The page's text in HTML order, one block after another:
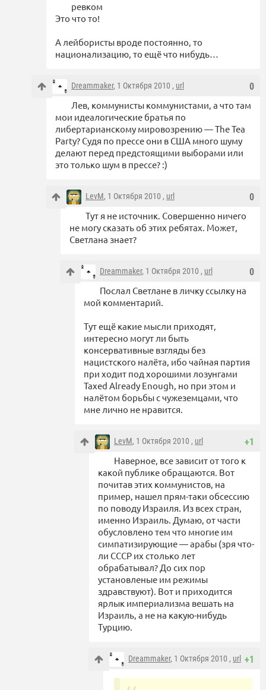
ревком
Это что то!
А лейбористы вроде постоянно, то
национализацию, то ещё что нибудь…
0
Dreammaker, 1 Октября 2010 , url
Лев, коммунисты коммунистами, а что там
мои идеалогические братья по
либертарианскому мировозрению — The Tea
Party? Судя по прессе они в США много шуму
делают перед предстоящими выборами или
это только шум в прессе? :)
0
LevM, 1 Октября 2010 , url
Тут я не источник. Совершенно ничего
не могу сказать об этих ребятах. Может,
Светлана знает?
0
Dreammaker, 1 Октября 2010 , url
Послал Светлане в личку ссылку на
мой комментарий.
Тут ещё какие мысли приходят,
интересно могут ли быть
консервативные взгляды без
нацистского налёта, ибо чайная партия
при ходит под хорошими лозунгами
Taxed Already Enough, но при этом и
налётом борьбы с чужеземцами, что
мне лично не нравится.
+1
LevM, 1 Октября 2010 , url
Наверное, все зависит от того к
какой публике обращаются. Вот
почитав этих коммунистов, на
пример, нашел прям-таки обсессию
по поводу Израиля. Из всех стран,
именно Израиль. Думаю, от части
обусловлено тем что многие им
симпатизирующие — арабы (зря что-
ли СССР их столько лет
обрабатывал? До сих пор
установленые им режимы
здравствуют). Вот и приходится
ярлык империализма вешать на
Израиль, а не на какую-нибудь
Турцию.
+1
Dreammaker, 1 Октября 2010 , url